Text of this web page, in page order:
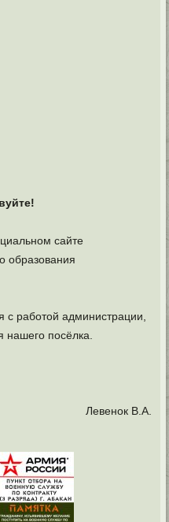
сайте
образования
с работой администрации,
нашего посёлка.
Левенок В.А.